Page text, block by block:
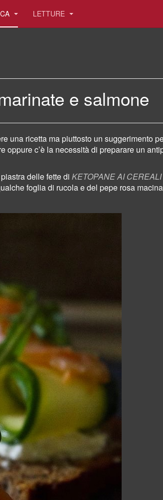
LETTURE
e salmone
una ricetta ma piuttosto un suggerimento
oppurec’è la necessità di preparare un
delle fette di KETOPANE AI CEREALI
foglia di rucolaedel pepe rosa